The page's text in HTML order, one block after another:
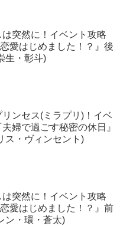
突然に！イベント攻略
愛はじめました！？』後
生・彰斗)
ンセス(ミラプリ)！イベ
婦で過ごす秘密の休日』
ス・ヴィンセント)
突然に！イベント攻略
愛はじめました！？』前
ン・環・蒼太)